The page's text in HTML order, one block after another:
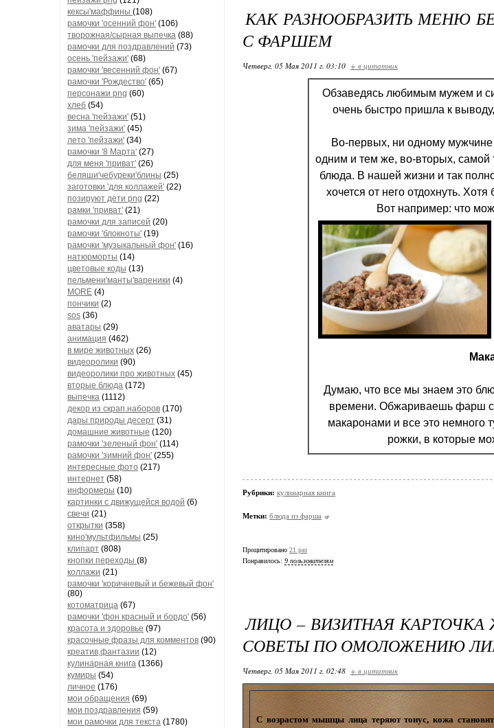
кексы'маффины (108)
рамочки 'осенний фон' (106)
творожная/сырная выпечка (88)
рамочки для поздравлений (73)
осень 'пейзажи' (68)
рамочки 'весенний фон' (67)
рамочки 'Рождество' (65)
персонажи png (60)
хлеб (54)
весна 'пейзажи' (51)
зима 'пейзажи' (45)
лето 'пейзажи' (34)
рамочки '8 Марта' (27)
для меня 'приват' (26)
беляши'чебуреки'блины (25)
заготовки 'для коллажей' (22)
позируют дети png (22)
рамки 'приват' (21)
рамочки для записей (20)
рамочки 'блокноты' (19)
рамочки 'музыкальный фон' (16)
натюрморты (14)
цветовые коды (13)
пельмени'манты'вареники (4)
MORE (4)
пончики (2)
sos (36)
аватары (29)
анимация (462)
в мире животных (26)
видеоролики (90)
видеоролики про животных (45)
вторые блюда (172)
выпечка (1112)
декор из скрап.наборов (170)
дары природы десерт (31)
домашние животные (120)
рамочки 'зеленый фон' (114)
рамочки 'зимний фон' (255)
интересные фото (217)
интернет (58)
информеры (10)
картинки с движущейся водой (6)
свечи (21)
открытки (358)
кино'мультфильмы (25)
клипарт (808)
кнопки переходы (8)
коллажи (21)
рамочки 'коричневый и бежевый фон'
(80)
котоматрица (67)
рамочки 'фон красный и бордо' (56)
красота и здоровье (97)
красочные фразы для комментов (90)
креатив,фантазии (12)
кулинарная книга (1366)
кумиры (54)
личное (176)
мои обращения (69)
мои поздравления (59)
мои рамочки для текста (1780)
КАК РАЗНООБРАЗИТЬ МЕНЮ
С ФАРШЕМ
Четверг, 05 Мая 2011 г. 03:10 + в цитатник
Обзаведясь любимым мужем и
очень быстро пришла к
Во-первых, ни одному мужчине
одним и тем же, во-вторых, самой
блюда. В нашей жизни и так
хочется от него отдохнуть.
Вот например: что
Думаю, что все мы знаем это
времени. Обжариваешь фарш
макаронами и все это немного
рожки, в которые
Рубрики: кулинарная книга
Метки: блюда из фарша
Процитировано 21 раз
Понравилось: 9 пользователям
ЛИЦО – ВИЗИТНАЯ
СОВЕТЫ ПО ОМОЛОЖЕНИЮ
Четверг, 05 Мая 2011 г. 02:48 + в цитатник
C возрастом мышцы лица теряют тонус, кожа